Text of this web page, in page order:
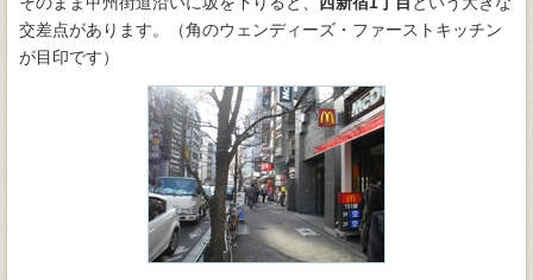
交差点があります。（角のウェンディーズ・ファーストキッチン
が目印です）